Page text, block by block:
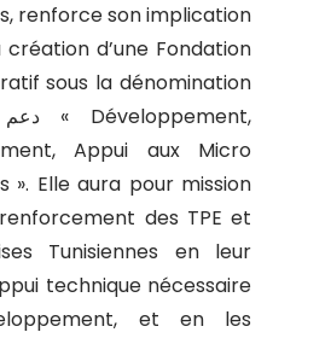
renforce son implication
d’une Fondation
sous la dénomination
Appui aux Micro
». Elle aura pour mission
des TPE et
Tunisiennes en leur
technique nécessaire
et en les